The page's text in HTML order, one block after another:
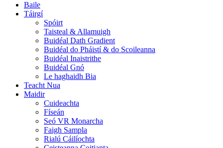
Baile
Táirgí
Spóirt
Taisteal & Allamuigh
Buidéal Dath Gradient
Buidéal do Pháistí & do Scoileanna
Buidéal Inaistrithe
Buidéal Gnó
Le haghaidh Bia
Teacht Nua
Maidir
Cuideachta
Físeán
Seó VR Monarcha
Faigh Sampla
Rialú Cáilíochta